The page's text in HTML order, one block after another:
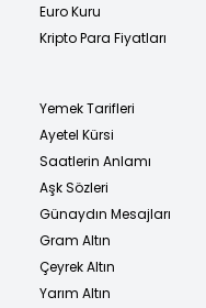
Euro Kuru
Kripto Para Fiyatları
Yemek Tarifleri
Ayetel Kürsi
Saatlerin Anlamı
Aşk Sözleri
Günaydın Mesajları
Gram Altın
Çeyrek Altın
Yarım Altın